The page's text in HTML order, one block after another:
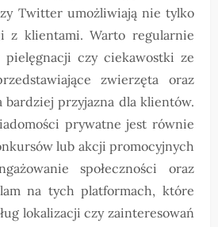
Twitter umożliwiają nie tylko
z klientami. Warto regularnie
czy ciekawostki ze
zwierzęta oraz
przyjazna dla klientów.
prywatne jest równie
lub akcji promocyjnych
społeczności oraz
na tych platformach, które
lokalizacji czy zainteresowań